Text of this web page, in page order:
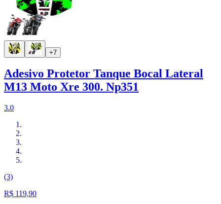
+7
Adesivo Protetor Tanque Bocal Lateral
M13 Moto Xre 300. Np351
3.0
(3)
R$ 119,90